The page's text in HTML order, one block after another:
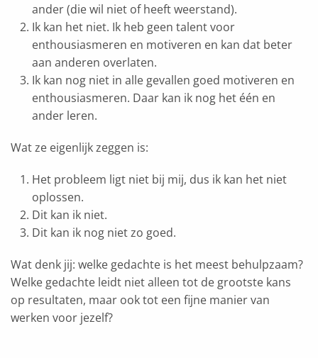
ander (die wil niet of heeft weerstand).
Ik kan het niet. Ik heb geen talent voor
enthousiasmeren en motiveren en kan dat beter
aan anderen overlaten.
Ik kan nog niet in alle gevallen goed motiveren en
enthousiasmeren. Daar kan ik nog het één en
ander leren.
Wat ze eigenlijk zeggen is:
Het probleem ligt niet bij mij, dus ik kan het niet
oplossen.
Dit kan ik niet.
Dit kan ik nog niet zo goed.
Wat denk jij: welke gedachte is het meest behulpzaam?
Welke gedachte leidt niet alleen tot de grootste kans
op resultaten, maar ook tot een fijne manier van
werken voor jezelf?